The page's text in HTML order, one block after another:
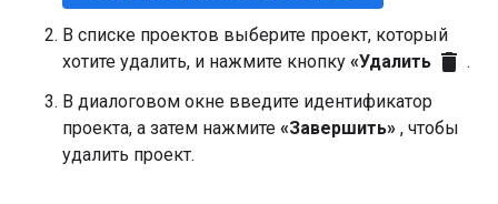
В списке проектов выберите проект, который
хотите удалить, и нажмите кнопку «Удалить delete .
В диалоговом окне введите идентификатор
проекта, а затем нажмите «Завершить» , чтобы
удалить проект.